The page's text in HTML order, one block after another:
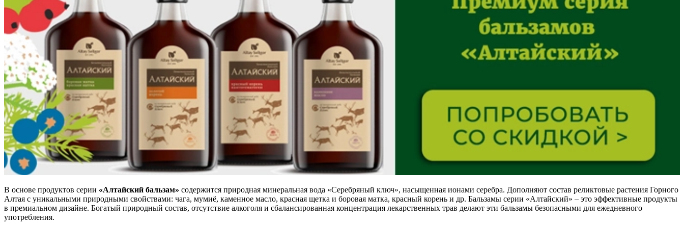
В основе продуктов серии «Алтайский бальзам» содержится природная минеральная вода «Серебряный ключ», насыщенная ионами серебра. Дополняют состав реликтовые растения Горного
Алтая с уникальными природными свойствами: чага, мумиё, каменное масло, красная щетка и боровая матка, красный корень и др. Бальзамы серии «Алтайский» – это эффективные продукты
в премиальном дизайне. Богатый природный состав, отсутствие алкоголя и сбалансированная концентрация лекарственных трав делают эти бальзамы безопасными для ежедневного
употребления.